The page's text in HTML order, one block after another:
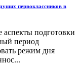
первоклассников в
подготовки
период
режим дня